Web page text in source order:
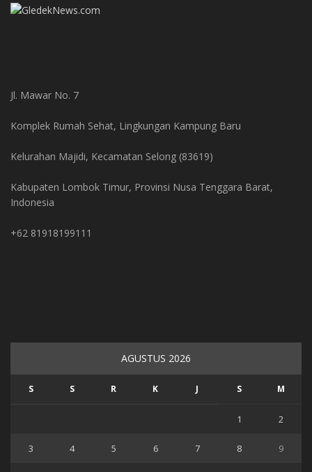
Jl. Mawar No. 7
Komplek Rumah Sehat, Lingkungan Kampung Baru
Kelurahan Majidi, Kecamatan Selong (83619)
Kabupaten Lombok Timur, Provinsi Nusa Tenggara Barat,
Indonesia
+62 81918199111
AGUSTUS 2026
S S R K J S M
1 2
3 4 5 6 7 8 9